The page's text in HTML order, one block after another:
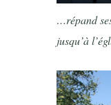
…répand
jusqu’à